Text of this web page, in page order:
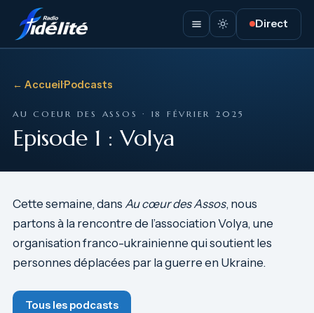
Direct
← Accueil·Podcasts
AU COEUR DES ASSOS · 18 FÉVRIER 2025
Episode 1 : Volya
Cette semaine, dans Au cœur des Assos, nous
partons à la rencontre de l’association Volya, une
organisation franco-ukrainienne qui soutient les
personnes déplacées par la guerre en Ukraine.
Tous les podcasts